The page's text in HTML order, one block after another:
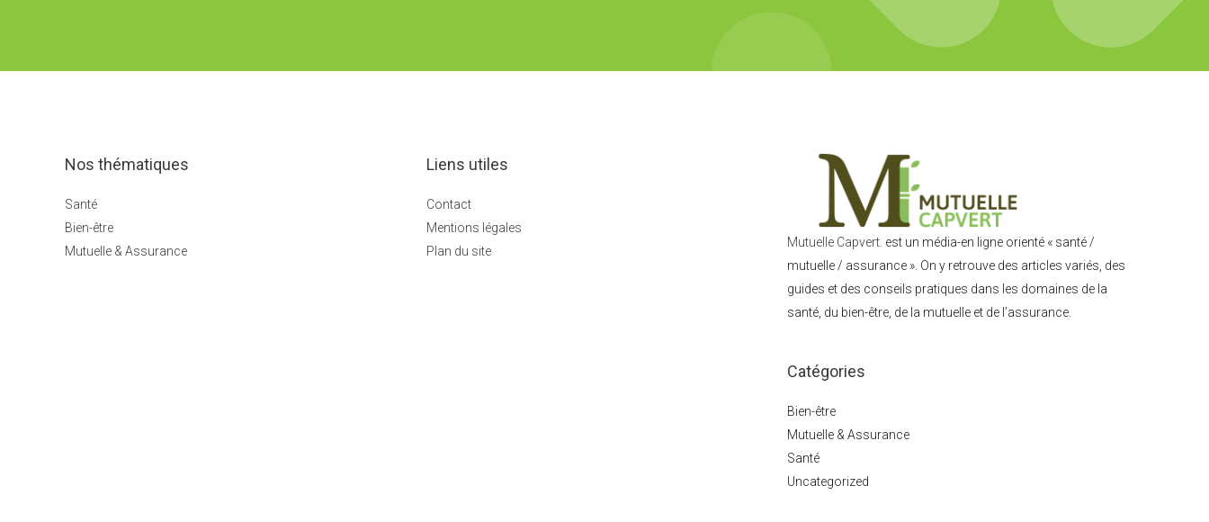
Nos thématiques
Santé
Bien-être
Mutuelle & Assurance
Liens utiles
Contact
Mentions légales
Plan du site
Mutuelle Capvert. est un média-en ligne orienté « santé /
mutuelle / assurance ». On y retrouve des articles variés, des
guides et des conseils pratiques dans les domaines de la
santé, du bien-être, de la mutuelle et de l’assurance.
Catégories
Bien-être
Mutuelle & Assurance
Santé
Uncategorized